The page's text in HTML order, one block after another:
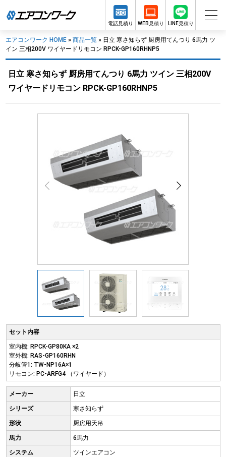
電話見積り WEB見積り LINE見積り
エアコンワーク HOME » 商品一覧 » 日立 寒さ知らず 厨房用てんつり 6馬力 ツ
イン 三相200V ワイヤードリモコン RPCK-GP160RHNP5
日立 寒さ知らず 厨房用てんつり 6馬力 ツイン 三相200V
ワイヤードリモコン RPCK-GP160RHNP5
セット内容
室内機: RPCK-GP80KA ×2
室外機: RAS-GP160RHN
分岐管1: TW-NP16A×1
リモコン: PC-ARFG4 （ワイヤード）
メーカー 日立
シリーズ 寒さ知らず
形状 厨房用天吊
馬力 6馬力
システム ツインエアコン